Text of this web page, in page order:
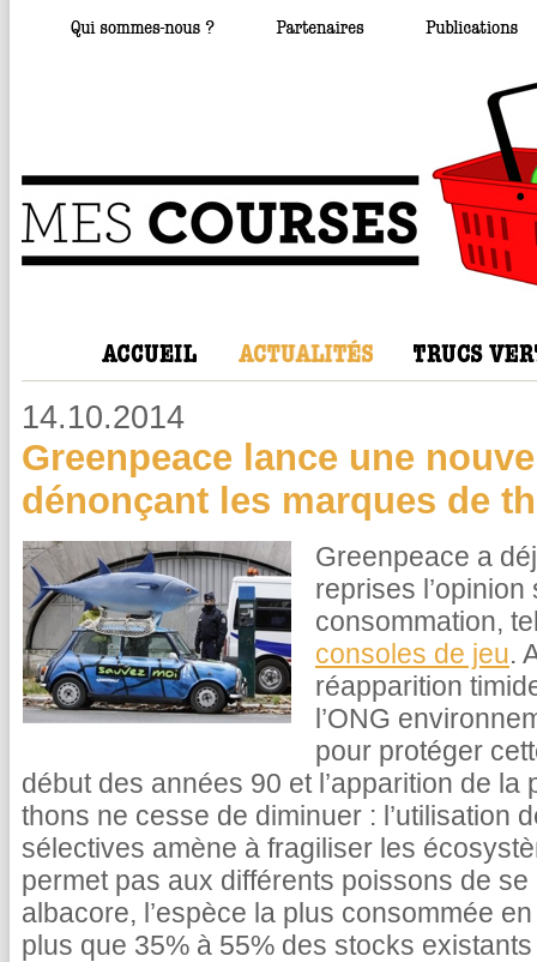
14.10.2014
Greenpeace lance une
dénonçant les marques de
Greenpeace a
reprises
consommation,
consoles de jeu.
réapparition
l’ONG
pour protéger
début des années 90 et l’apparition de
thons ne cesse de diminuer : l’utilisation
sélectives amène à fragiliser les
permet pas aux différents poissons de
albacore, l’espèce la plus consommée
plus que 35% à 55% des stocks